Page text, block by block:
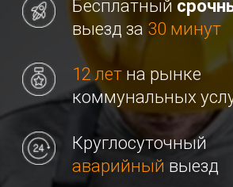
Заполните форму для
аварийного вызова
Бесплатныйповторный выезд
при нерешенной проблеме